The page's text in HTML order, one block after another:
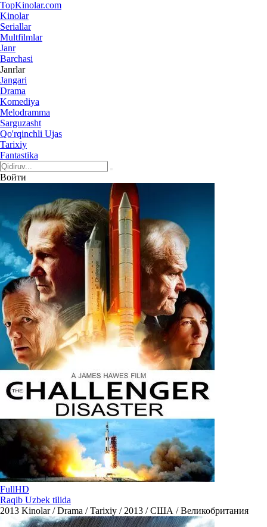
TopKinolar.com
Kinolar
Seriallar
Multfilmlar
Janr
Barchasi
Janrlar
Jangari
Drama
Komediya
Melodramma
Sarguzasht
Qo'rqinchli Ujas
Tarixiy
Fantastika
Войти
FullHD
Raqib Uzbek tilida
2013 Kinolar / Drama / Tarixiy / 2013 / США / Великобритания